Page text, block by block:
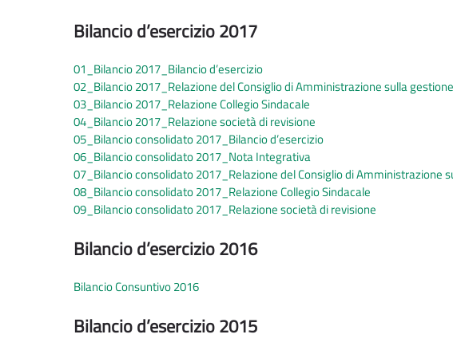
Bilancio d’esercizio 2017
01_Bilancio 2017_Bilancio d’esercizio
02_Bilancio 2017_Relazione del Consiglio di Amministrazione sulla gestione
03_Bilancio 2017_Relazione Collegio Sindacale
04_Bilancio 2017_Relazione società di revisione
05_Bilancio consolidato 2017_Bilancio d’esercizio
06_Bilancio consolidato 2017_Nota Integrativa
07_Bilancio consolidato 2017_Relazione del Consiglio di Amministrazione
08_Bilancio consolidato 2017_Relazione Collegio Sindacale
09_Bilancio consolidato 2017_Relazione società di revisione
Bilancio d’esercizio 2016
Bilancio Consuntivo 2016
Bilancio d’esercizio 2015